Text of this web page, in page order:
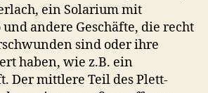
ein Solarium mit
andere Geschäfte, die recht
sind oder ihre
haben, wie z.B. ein
Der mittlere Teil des Plett-